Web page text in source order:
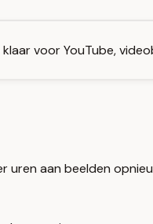
voor YouTube,
uren aan beelden